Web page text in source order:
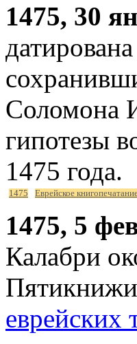
1475, 30
Соломона
гипотезы
1475 года.
1475 Еврейское
1475, 5
Калабри
еврейских